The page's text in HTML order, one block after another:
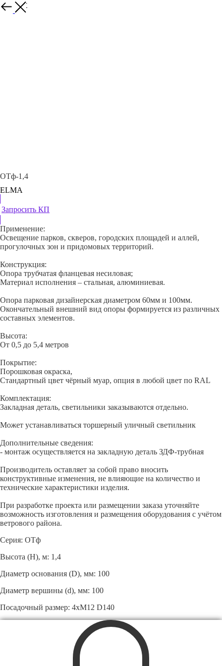
Каталог
ОТф-1,4
ELMA
Запросить КП
Применение:
Освещение парков, скверов, городских площадей и аллей,
прогулочных зон и придомовых территорий.
Конструкция:
Опора трубчатая фланцевая несиловая;
Материал исполнения – стальная, алюминиевая.
Опора парковая дизайнерская диаметром 60мм и 100мм.
Окончательный внешний вид опоры формируется из различных
составных элементов.
Высота:
От 0,5 до 5,4 метров
Покрытие:
Порошковая окраска,
Стандартный цвет чёрный муар, опция в любой цвет по RAL
Комплектация:
Закладная деталь, светильники заказываются отдельно.
Может устанавливаться торшерный уличный светильник
Дополнительные сведения:
- монтаж осуществляется на закладную деталь ЗДФ-трубная
Производитель оставляет за собой право вносить
конструктивные изменения, не влияющие на количество и
технические характеристики изделия.
При разработке проекта или размещении заказа уточняйте
возможность изготовления и размещения оборудования с учётом
ветрового района.
Серия: ОТф
Высота (Н), м: 1,4
Диаметр основания (D), мм: 100
Диаметр вершины (d), мм: 100
Посадочный размер: 4хМ12 D140